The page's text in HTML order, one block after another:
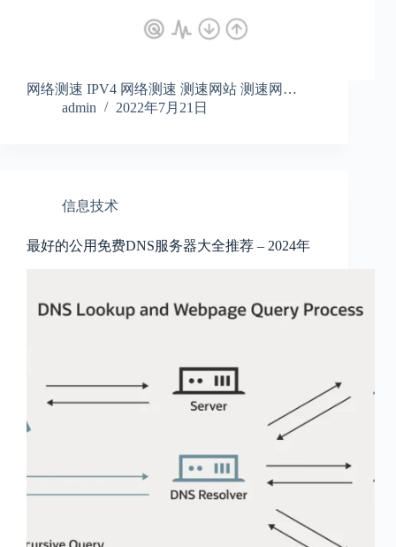
网络测速 IPV4 网络测速 测速网站 测速网…
admin
2022年7月21日
信息技术
最好的公用免费DNS服务器大全推荐 – 2024年